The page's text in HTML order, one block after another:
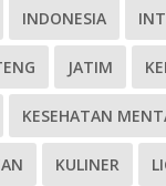
INDONESIA
JATIM
KESEHATAN
KULINER